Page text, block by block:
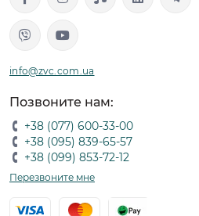
info@zvc.com.ua
Позвоните нам:
+38 (077) 600-33-00
+38 (095) 839-65-57
+38 (099) 853-72-12
Перезвоните мне